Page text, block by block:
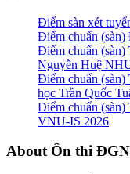
Điểm sàn xét
Điểm chuẩn
Điểm chuẩn
Nguyễn Huệ
Điểm chuẩn
học Trần Quốc
Điểm chuẩn
VNU-IS 2026
Footer
About Ôn thi